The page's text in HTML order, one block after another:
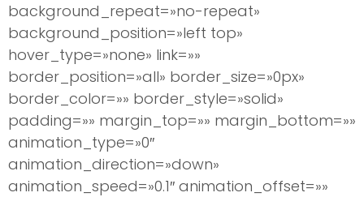
background_repeat=»no-repeat»
background_position=»left top»
hover_type=»none» link=»»
border_position=»all» border_size=»0px»
border_color=»» border_style=»solid»
padding=»» margin_top=»» margin_bottom=»»
animation_type=»0″
animation_direction=»down»
animation_speed=»0.1″ animation_offset=»»